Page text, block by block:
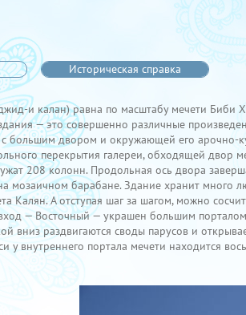
Историческая справка
и калан) равна по масштабу мечети Биби
— это совершенно различные
с большим двором и окружающей его арочно-
перекрытия галереи, обходящей двор
208 колонн. Продольная ось двора
мозаичном барабане. Здание хранит много
Калян. А отступая шаг за шагом, можно
— Восточный — украшен большим
вниз раздвигаются своды парусов и
у внутреннего портала мечети находится